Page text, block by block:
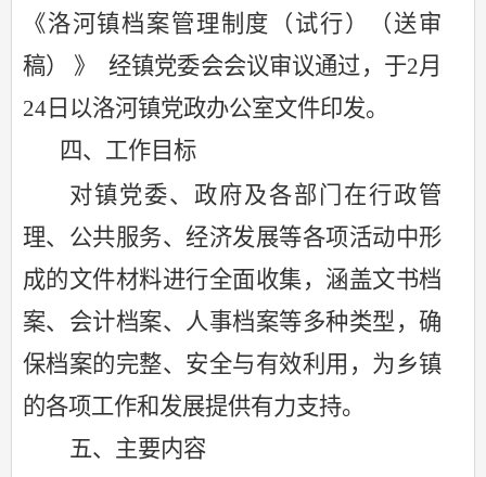
《洛河镇档案管理制度 （ 试行）
（送审
稿）
》 经镇党委会会议审议通过，于2月
24 日以洛河镇党政办公室文件印发。
四、 工作目标
对镇党委、政府及各部门在行政管
理、公共服务、经济发展等各项活动中形
成的文件材料进行全面收集，涵盖文书档
案、会计档案、人事档案等多种类型，确
保档案的完整、安全与有效利用，为乡镇
的各项工作和发展提供有力支持。
五、 主要内容